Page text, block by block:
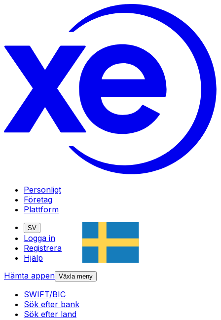
Personligt
Företag
Plattform
SV
Logga in
Registrera
Hjälp
Hämta appen Växla meny
SWIFT/BIC
Sök efter bank
Sök efter land